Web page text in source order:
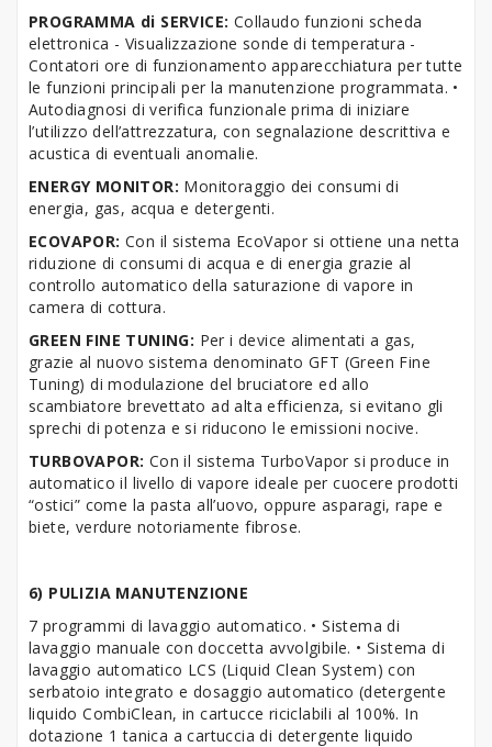
PROGRAMMA di SERVICE: Collaudo funzioni scheda
elettronica - Visualizzazione sonde di temperatura -
Contatori ore di funzionamento apparecchiatura per tutte
le funzioni principali per la manutenzione programmata. •
Autodiagnosi di verifica funzionale prima di iniziare
l’utilizzo dell’attrezzatura, con segnalazione descrittiva e
acustica di eventuali anomalie.
ENERGY MONITOR: Monitoraggio dei consumi di
energia, gas, acqua e detergenti.
ECOVAPOR: Con il sistema EcoVapor si ottiene una netta
riduzione di consumi di acqua e di energia grazie al
controllo automatico della saturazione di vapore in
camera di cottura.
GREEN FINE TUNING: Per i device alimentati a gas,
grazie al nuovo sistema denominato GFT (Green Fine
Tuning) di modulazione del bruciatore ed allo
scambiatore brevettato ad alta efficienza, si evitano gli
sprechi di potenza e si riducono le emissioni nocive.
TURBOVAPOR: Con il sistema TurboVapor si produce in
automatico il livello di vapore ideale per cuocere prodotti
“ostici” come la pasta all’uovo, oppure asparagi, rape e
biete, verdure notoriamente fibrose.
6) PULIZIA MANUTENZIONE
7 programmi di lavaggio automatico. • Sistema di
lavaggio manuale con doccetta avvolgibile. • Sistema di
lavaggio automatico LCS (Liquid Clean System) con
serbatoio integrato e dosaggio automatico (detergente
liquido CombiClean, in cartucce riciclabili al 100%. In
dotazione 1 tanica a cartuccia di detergente liquido